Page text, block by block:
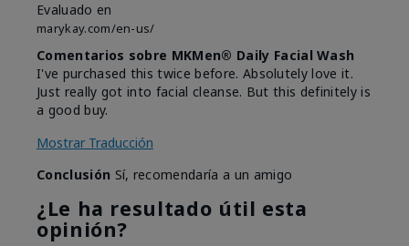
Evaluado en
marykay.com/en-us/
Comentarios sobre MKMen® Daily Facial Wash
I've purchased this twice before. Absolutely love it.
Just really got into facial cleanse. But this definitely is
a good buy.
Mostrar Traducción
Conclusión Sí, recomendaría a un amigo
¿Le ha resultado útil esta
opinión?